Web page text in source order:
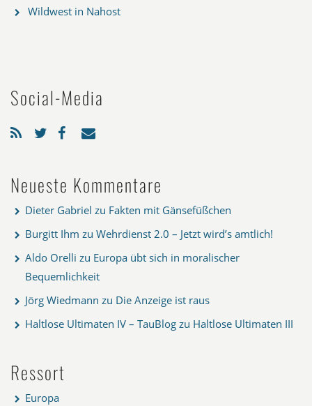
Wildwest in Nahost
Social-Media
Neueste Kommentare
Dieter Gabriel zu Fakten mit Gänsefüßchen
Burgitt Ihm zu Wehrdienst 2.0 – Jetzt wird’s amtlich!
Aldo Orelli zu Europa übt sich in moralischer
Bequemlichkeit
Jörg Wiedmann zu Die Anzeige ist raus
Haltlose Ultimaten IV – TauBlog zu Haltlose Ultimaten III
Ressort
Europa